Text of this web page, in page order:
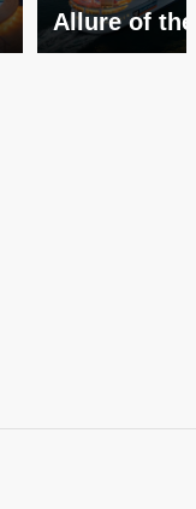
Allure of